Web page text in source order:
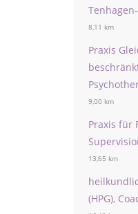
8,11 km
Praxis
9,00 km
Praxis für
13,65 km
(HPG),